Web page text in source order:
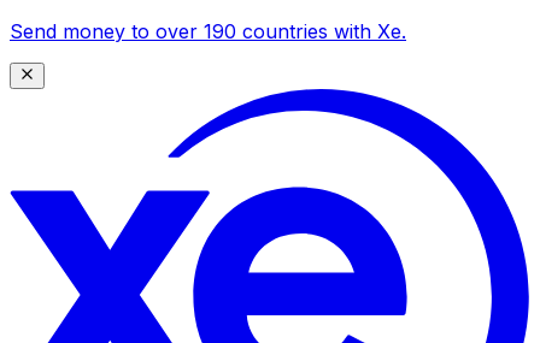
Send money to over 190 countries with Xe.